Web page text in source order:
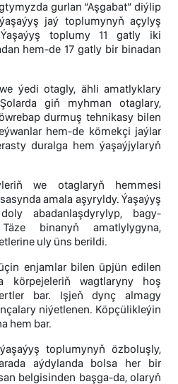
gurlan “Aşgabat” diýlip
jaý toplumynyň açylyş
toplumy 11 gatly iki
hem-de 17 gatly bir binadan
ýedi otagly, ähli amatlyklary
giň myhman otaglary,
durmuş tehnikasy bilen
hem-de kömekçi jaýlar
duralga hem ýaşaýjylaryň
we otaglaryň hemmesi
amala aşyryldy. Ýaşaýyş
abadanlaşdyrylyp, bagy-
binanyň amatlylygyna,
uly üns berildi.
enjamlar bilen üpjün edilen
körpejeleriň wagtlaryny hoş
bar. Işjeň dynç almagy
niýetlenen. Köpçülikleýin
hem bar.
toplumynyň özboluşly,
aýdylanda bolsa her bir
belgisinden başga-da, olaryň